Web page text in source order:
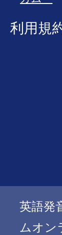
人・グ
利用規
英語発
ムオン